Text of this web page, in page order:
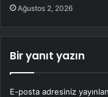
Ağustos 2, 2026
Bir yanıt yazın
E-posta adresiniz